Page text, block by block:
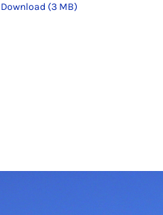
Download (3 MB)